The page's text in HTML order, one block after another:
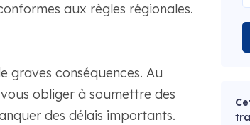
aux règles régionales.
graves conséquences. Au
obliger à soumettre des
des délais importants.